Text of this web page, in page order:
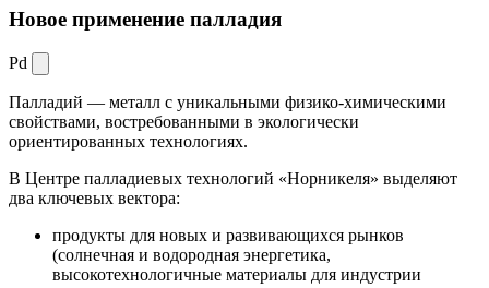
Новое применение палладия
Pd
Палладий — металл с уникальными физико-химическими
свойствами, востребованными в экологически
ориентированных технологиях.
В Центре палладиевых технологий «Норникеля» выделяют
два ключевых вектора:
продукты для новых и развивающихся рынков
(солнечная и водородная энергетика,
высокотехнологичные материалы для индустрии